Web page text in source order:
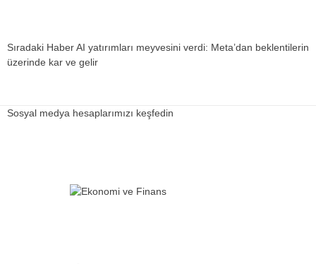
Sıradaki HaberAI yatırımları meyvesini verdi: Meta’dan beklentilerin
üzerinde kar ve gelir
Sosyal medya hesaplarımızı keşfedin